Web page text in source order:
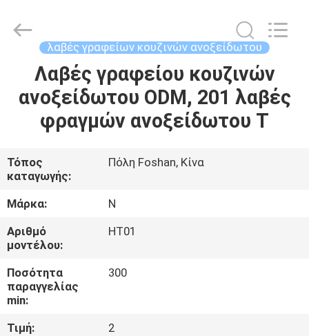
ΣΠΊΤΙ
ΠΡΟΪΌΝΤΑ
ΠΕΡΊΠΟΥ
ΕΜΕΊΣ
ΓΎΡΟΣ
ΕΡΓΟΣΤΑΣΊΩΝ
ΠΟΙΟΤΙΚΌΣ
ΈΛΕΓΧΟΣ
Copyright
Products.,ltd.
λαβές γραφείων κουζινών ανοξείδωτου
Λαβές γραφείου κουζινών
ανοξείδωτου ODM, 201 λαβές
φραγμών ανοξείδωτου Τ
Τόπος
καταγωγής:
Πόλη Foshan, Κίνα
Μάρκα:
N
Αριθμό
μοντέλου:
HT01
Ποσότητα
παραγγελίας
min:
300
Τιμή:
2